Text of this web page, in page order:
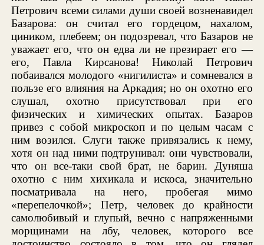
Петрович всеми силами души своей возненавидел
Базарова: он считал его гордецом, нахалом,
циником, плебеем; он подозревал, что Базаров не
уважает его, что он едва ли не презирает его —
его, Павла Кирсанова! Николай Петрович
побаивался молодого «нигилиста» и сомневался в
пользе его влияния на Аркадия; но он охотно его
слушал, охотно присутствовал при его
физических и химических опытах. Базаров
привез с собой микроскоп и по целым часам с
ним возился. Слуги также привязались к нему,
хотя он над ними подтрунивал: они чувствовали,
что он все-таки свой брат, не барин. Дуняша
охотно с ним хихикала и искоса, значительно
посматривала на него, пробегая мимо
«перепелочкой»; Петр, человек до крайности
самолюбивый и глупый, вечно с напряженными
морщинами на лбу, человек, которого все